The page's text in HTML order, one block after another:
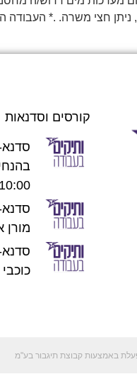
ניתן חצי משרה. .*
קורסים וסדנאות
10:00-
מורן אברהם
כוכבי ב 12/08/